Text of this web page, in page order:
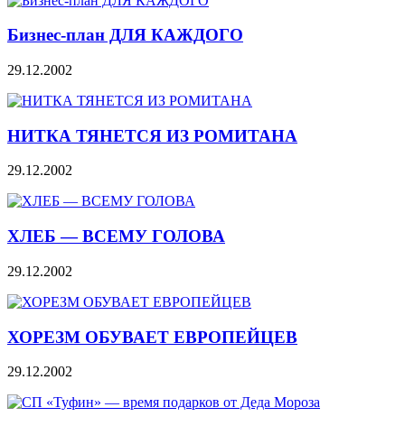
Бизнес-план ДЛЯ КАЖДОГО
29.12.2002
НИТКА ТЯНЕТСЯ ИЗ РОМИТАНА
29.12.2002
ХЛЕБ — ВСЕМУ ГОЛОВА
29.12.2002
ХОРЕЗМ ОБУВАЕТ ЕВРОПЕЙЦЕВ
29.12.2002